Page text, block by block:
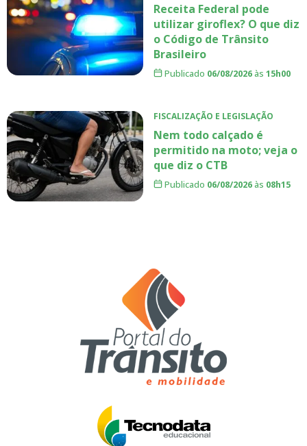
Receita Federal pode
utilizar giroflex? O que diz
o Código de Trânsito
Brasileiro
Publicado 06/08/2026às 15h00
FISCALIZAÇÃO E LEGISLAÇÃO
Nem todo calçado é
permitido na moto; veja o
que diz o CTB
Publicado 06/08/2026às 08h15